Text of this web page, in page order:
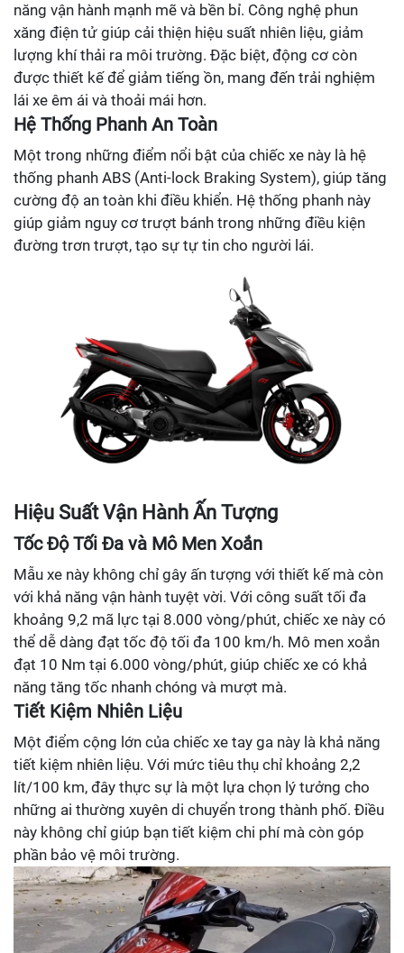
năng vận hành mạnh mẽ và bền bỉ. Công nghệ phun
xăng điện tử giúp cải thiện hiệu suất nhiên liệu, giảm
lượng khí thải ra môi trường. Đặc biệt, động cơ còn
được thiết kế để giảm tiếng ồn, mang đến trải nghiệm
lái xe êm ái và thoải mái hơn.
Hệ Thống Phanh An Toàn
Một trong những điểm nổi bật của chiếc xe này là hệ
thống phanh ABS (Anti-lock Braking System), giúp tăng
cường độ an toàn khi điều khiển. Hệ thống phanh này
giúp giảm nguy cơ trượt bánh trong những điều kiện
đường trơn trượt, tạo sự tự tin cho người lái.
Hiệu Suất Vận Hành Ấn Tượng
Tốc Độ Tối Đa và Mô Men Xoắn
Mẫu xe này không chỉ gây ấn tượng với thiết kế mà còn
với khả năng vận hành tuyệt vời. Với công suất tối đa
khoảng 9,2 mã lực tại 8.000 vòng/phút, chiếc xe này có
thể dễ dàng đạt tốc độ tối đa 100 km/h. Mô men xoắn
đạt 10 Nm tại 6.000 vòng/phút, giúp chiếc xe có khả
năng tăng tốc nhanh chóng và mượt mà.
Tiết Kiệm Nhiên Liệu
Một điểm cộng lớn của chiếc xe tay ga này là khả năng
tiết kiệm nhiên liệu. Với mức tiêu thụ chỉ khoảng 2,2
lít/100 km, đây thực sự là một lựa chọn lý tưởng cho
những ai thường xuyên di chuyển trong thành phố. Điều
này không chỉ giúp bạn tiết kiệm chi phí mà còn góp
phần bảo vệ môi trường.